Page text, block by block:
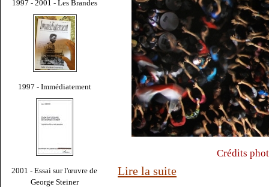
1997 - 2001 - Les Brandes
1997 - Immédiatement
2001 - Essai sur l'œuvre de
George Steiner
Crédits
Lire la suite